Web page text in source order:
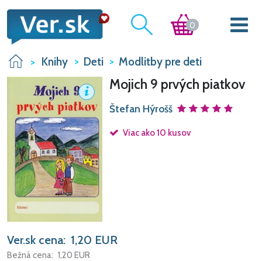
0
Knihy Deti Modlitby pre deti
Mojich 9 prvých piatkov
Štefan Hýrošš
Viac ako 10 kusov
Ver.sk cena: 1,20 EUR
Bežná cena: 1,20 EUR